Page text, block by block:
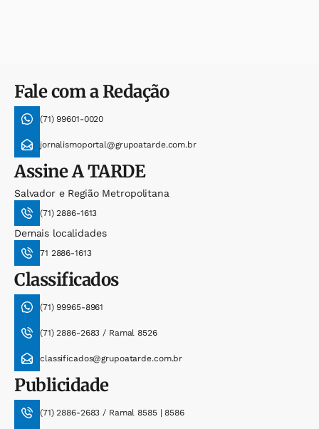
Fale com a Redação
(71) 99601-0020
jornalismoportal@grupoatarde.com.br
AssineA TARDE
Salvador e Região Metropolitana
(71) 2886-1613
Demais localidades
71 2886-1613
Classificados
(71) 99965-8961
(71) 2886-2683 / Ramal 8526
classificados@grupoatarde.com.br
Publicidade
(71) 2886-2683 / Ramal 8585 | 8586